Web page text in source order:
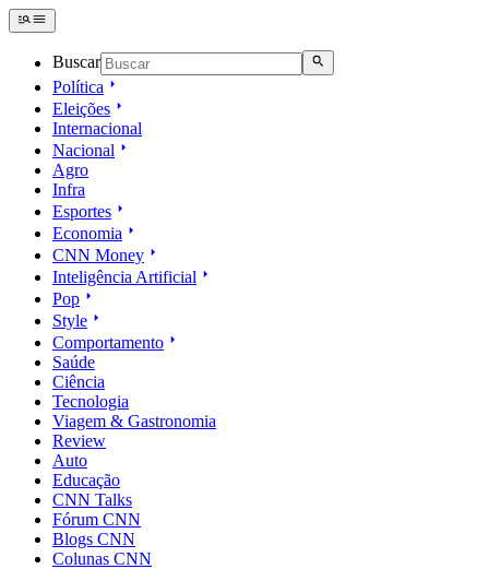
Buscar
Política
Eleições
Internacional
Nacional
Agro
Infra
Esportes
Economia
CNN Money
Inteligência Artificial
Pop
Style
Comportamento
Saúde
Ciência
Tecnologia
Viagem & Gastronomia
Review
Auto
Educação
CNN Talks
Fórum CNN
Blogs CNN
Colunas CNN